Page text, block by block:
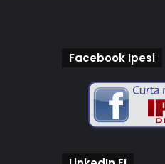
Facebook Ipesi